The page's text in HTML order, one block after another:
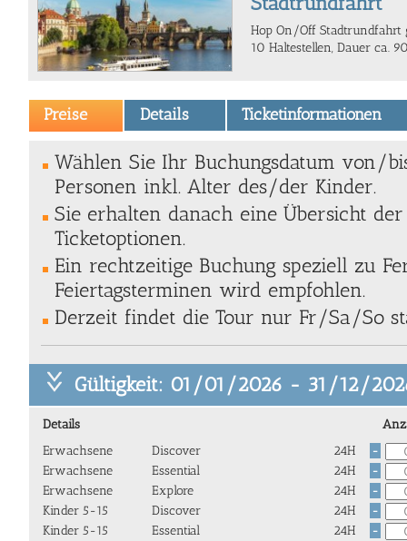
Hop On/Off Stadtrundfahrt
10 Haltestellen, Dauer ca.
Preise Details Ticketinformationen
Wählen Sie Ihr Buchungsdatum von/
Personen inkl. Alter des/der Kinder.
Sie erhalten danach eine Übersicht
Ticketoptionen.
Ein rechtzeitige Buchung speziell zu
Feiertagsterminen wird empfohlen.
Derzeit findet die Tour nur Fr/Sa/So
Gültigkeit: 01/01/2026 - 31/12/
Details
Erwachsene
Discover 24H -
Erwachsene Essential 24H -
Erwachsene Explore 24H -
Kinder 5-15 Discover 24H -
Kinder 5-15 Essential 24H -